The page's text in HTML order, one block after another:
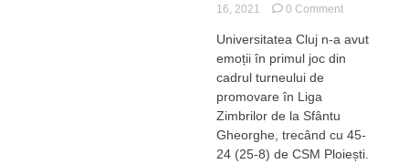
16, 2021
0 Commenton
ușor
decât
ajung
în
Universitatea Cluj n-a avut
emoții în primul joc din
cadrul turneului de
promovare în Liga
Zimbrilor de la Sfântu
Gheorghe, trecând cu 45-
24 (25-8) de CSM Ploiești.